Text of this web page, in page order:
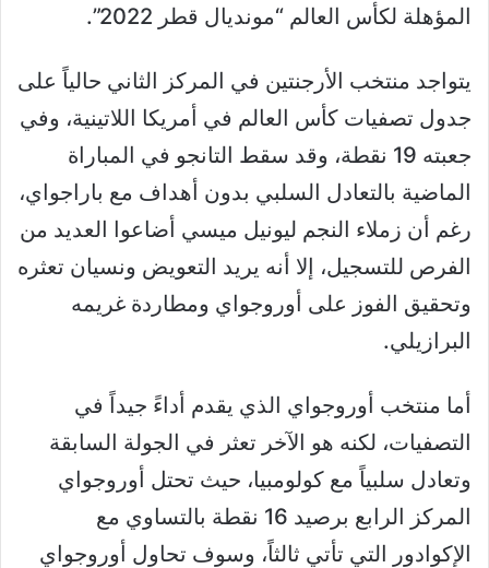
المؤهلة لكأس العالم “مونديال قطر 2022”.
يتواجد منتخب الأرجنتين في المركز الثاني حالياً على
جدول تصفيات كأس العالم في أمريكا اللاتينية، وفي
جعبته 19 نقطة، وقد سقط التانجو في المباراة
الماضية بالتعادل السلبي بدون أهداف مع باراجواي،
رغم أن زملاء النجم ليونيل ميسي أضاعوا العديد من
الفرص للتسجيل، إلا أنه يريد التعويض ونسيان تعثره
وتحقيق الفوز على أوروجواي ومطاردة غريمه
البرازيلي.
أما منتخب أوروجواي الذي يقدم أداءً جيداً في
التصفيات، لكنه هو الآخر تعثر في الجولة السابقة
وتعادل سلبياً مع كولومبيا، حيث تحتل أوروجواي
المركز الرابع برصيد 16 نقطة بالتساوي مع
الإكوادور التي تأتي ثالثاً، وسوف تحاول أوروجواي